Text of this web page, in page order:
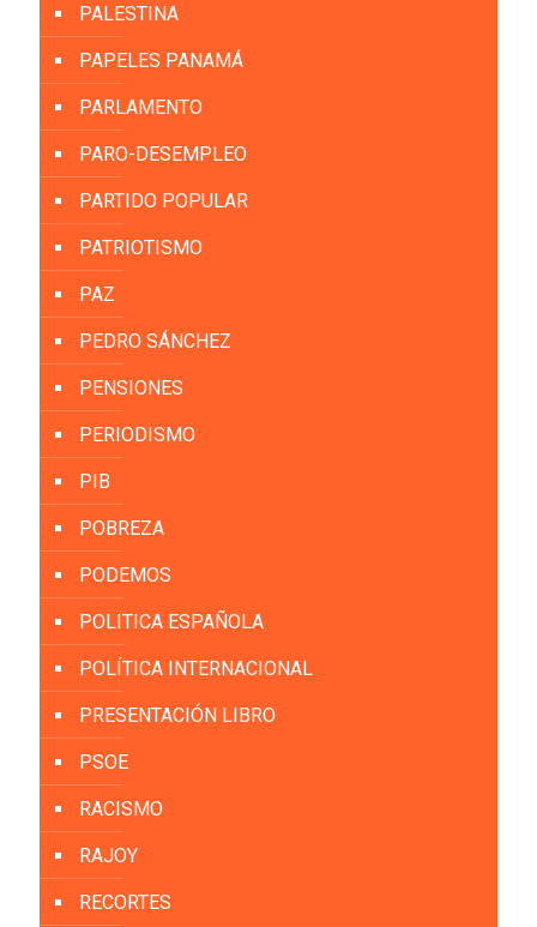
PALESTINA
PAPELES PANAMÁ
PARLAMENTO
PARO-DESEMPLEO
PARTIDO POPULAR
PATRIOTISMO
PAZ
PEDRO SÁNCHEZ
PENSIONES
PERIODISMO
PIB
POBREZA
PODEMOS
POLITICA ESPAÑOLA
POLÍTICA INTERNACIONAL
PRESENTACIÓN LIBRO
PSOE
RACISMO
RAJOY
RECORTES